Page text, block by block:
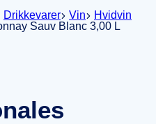
Drikkevarer Vin Hvidvin